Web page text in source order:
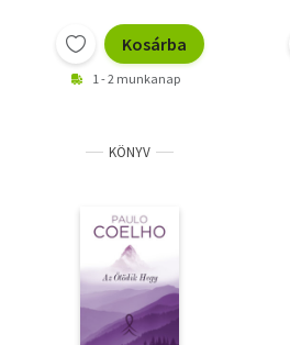
Kosárba
1 - 2 munkanap
KÖNYV